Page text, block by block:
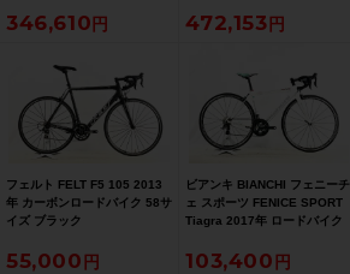
サイズ ブルー
346,610
ックブラック ☆
472,153
フェルト FELT F5 105 2013
年 カーボンロードバイク 58サ
イズ ブラック
55,000
ビアンキ BIANCHI フェニーチ
ェ スポーツ FENICE SPORT
Tiagra 2017年 ロードバイク
103,400